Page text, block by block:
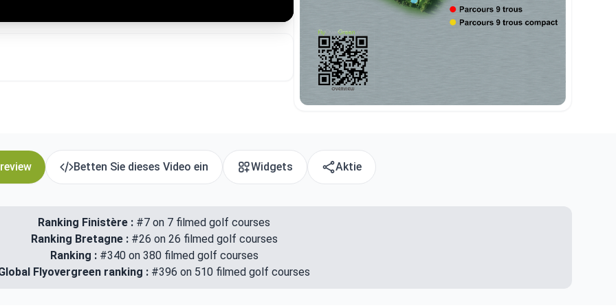
Betten Sie dieses Video ein Widgets Aktie
Ranking Finistère : #7 on 7 filmed golf courses
Ranking Bretagne : #26 on 26 filmed golf courses
Ranking : #340 on 380 filmed golf courses
Flyovergreen ranking : #396 on 510 filmed golf courses